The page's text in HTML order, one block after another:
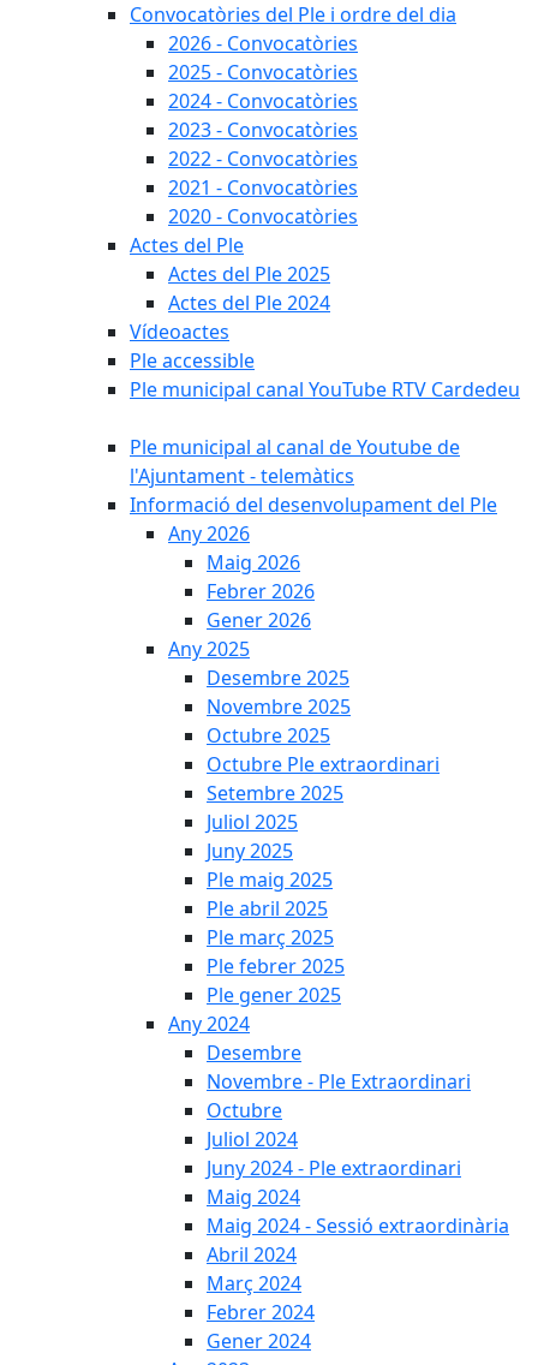
Convocatòries del Ple i ordre del dia
2026 - Convocatòries
2025 - Convocatòries
2024 - Convocatòries
2023 - Convocatòries
2022 - Convocatòries
2021 - Convocatòries
2020 - Convocatòries
Actes del Ple
Actes del Ple 2025
Actes del Ple 2024
Vídeoactes
Ple accessible
Ple municipal canal YouTube RTV Cardedeu
Ple municipal al canal de Youtube de
l'Ajuntament - telemàtics
Informació del desenvolupament del Ple
Any 2026
Maig 2026
Febrer 2026
Gener 2026
Any 2025
Desembre 2025
Novembre 2025
Octubre 2025
Octubre Ple extraordinari
Setembre 2025
Juliol 2025
Juny 2025
Ple maig 2025
Ple abril 2025
Ple març 2025
Ple febrer 2025
Ple gener 2025
Any 2024
Desembre
Novembre - Ple Extraordinari
Octubre
Juliol 2024
Juny 2024 - Ple extraordinari
Maig 2024
Maig 2024 - Sessió extraordinària
Abril 2024
Març 2024
Febrer 2024
Gener 2024